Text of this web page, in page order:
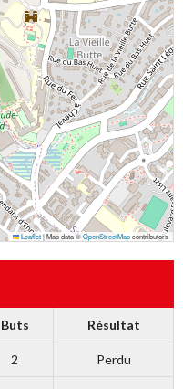
Leaflet|Map data ©OpenStreetMapcontributors
Buts Résultat
2 Perdu